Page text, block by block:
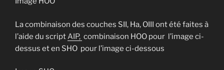
La combinaison des couches SII, Ha, OIII ont été faites à
l’aide du script AIP, combinaison HOO pour l’image ci-
dessus et en SHO pour l’image ci-dessous